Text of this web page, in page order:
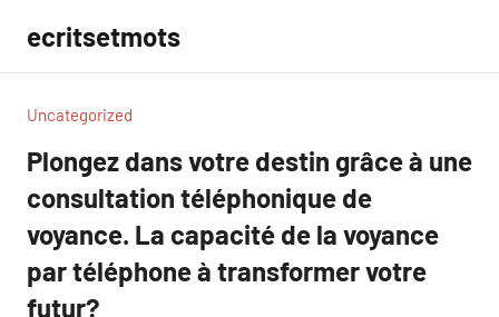
contenu
ecritsetmots
Uncategorized
Plongez dans votre destin grâce à une
consultation téléphonique de
voyance. La capacité de la voyance
par téléphone à transformer votre
futur?